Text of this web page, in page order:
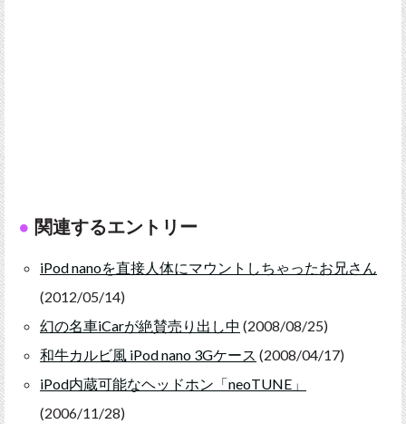
関連するエントリー
iPod nanoを直接人体にマウントしちゃったお兄さん
(2012/05/14)
幻の名車iCarが絶賛売り出し中 (2008/08/25)
和牛カルビ風 iPod nano 3Gケース (2008/04/17)
iPod内蔵可能なヘッドホン「neoTUNE」
(2006/11/28)